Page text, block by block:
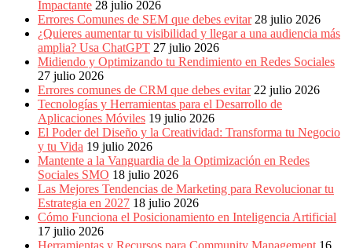
Diseño
Web,
Móviles,
Estrategias
Digitales,
Estrategias
Publicitarias,
Alianzas,
Clientes,
Innovación,
Tecnología,
Noticias,
Artículos,
Gente,
Contenidos
Calidad,
Impactante 28 julio 2026
Errores Comunes de SEM que debes evitar 28 julio 2026
¿Quieres aumentar tu visibilidad y llegar a una audiencia más
amplia? Usa ChatGPT 27 julio 2026
Midiendo y Optimizando tu Rendimiento en Redes Sociales
27 julio 2026
Errores comunes de CRM que debes evitar 22 julio 2026
Tecnologías y Herramientas para el Desarrollo de
Aplicaciones Móviles 19 julio 2026
El Poder del Diseño y la Creatividad: Transforma tu Negocio
y tu Vida 19 julio 2026
Mantente a la Vanguardia de la Optimización en Redes
Sociales SMO 18 julio 2026
Las Mejores Tendencias de Marketing para Revolucionar tu
Estrategia en 2027 18 julio 2026
Cómo Funciona el Posicionamiento en Inteligencia Artificial
17 julio 2026
Herramientas y Recursos para Community Management 16